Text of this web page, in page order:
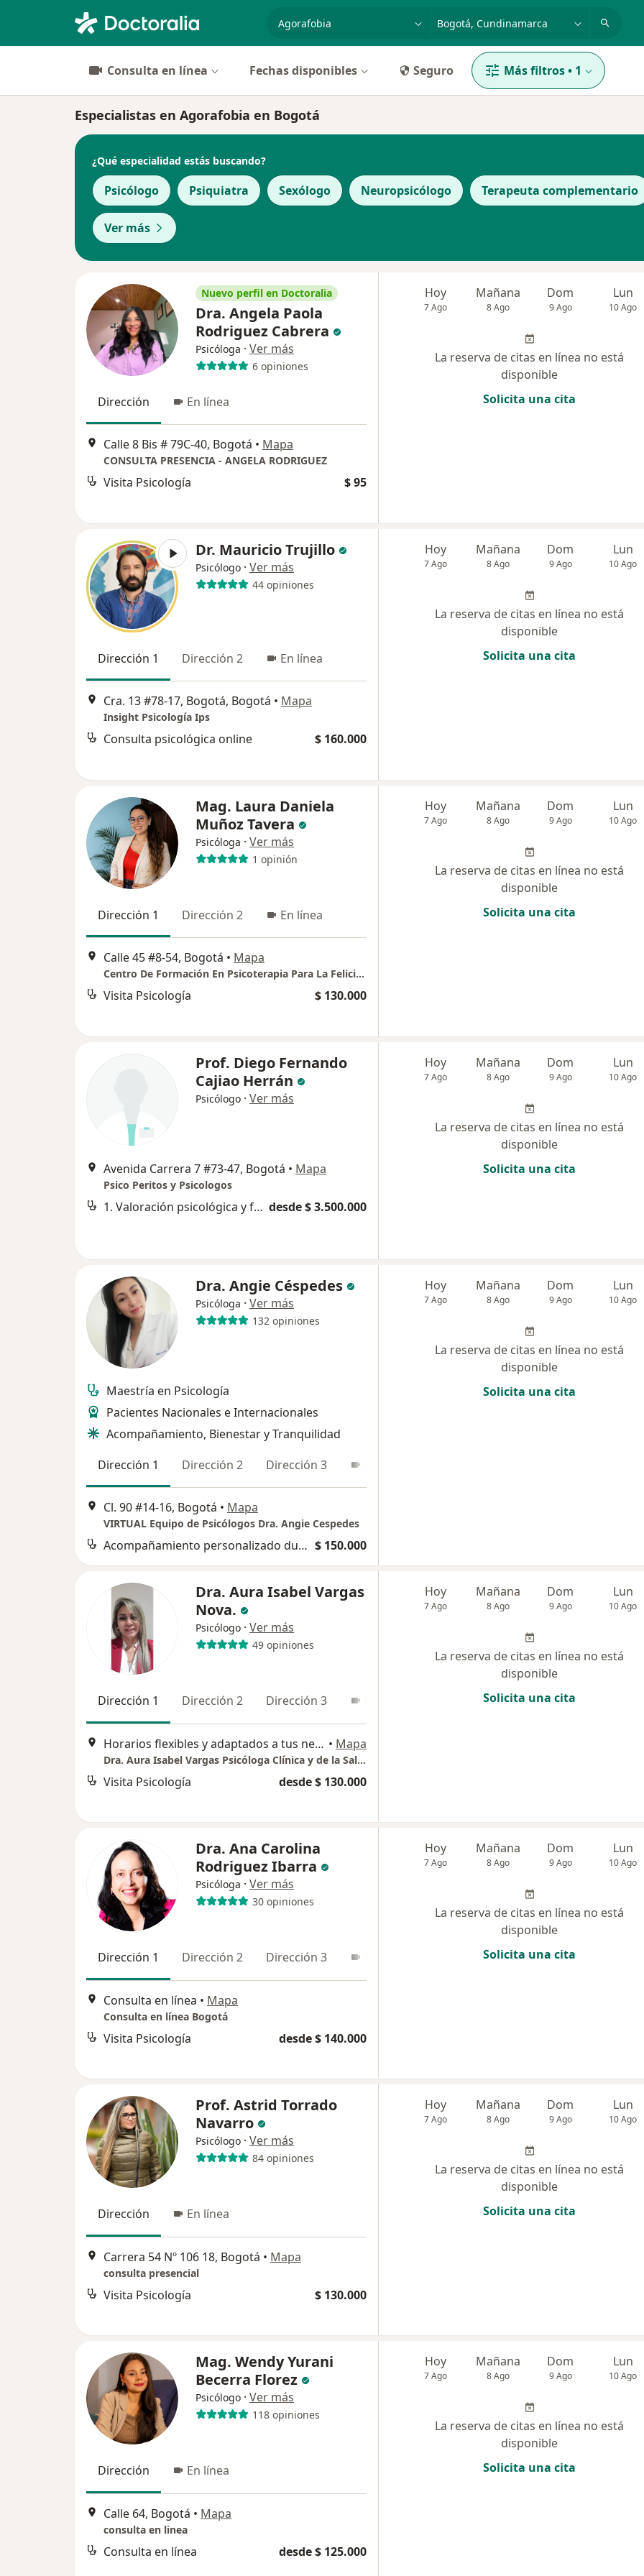
especialidad, enfermedad o nombre
p. ej. Bogotá
Consulta en línea Fechas disponibles Seguro Más filtros• 1
Especialistas en Agorafobia en Bogotá
¿Qué especialidad estás buscando?
Psicólogo Psiquiatra Sexólogo Neuropsicólogo Terapeuta complementario
Ver más
Nuevo perfil en Doctoralia
Dra. Angela Paola
Rodriguez Cabrera
Psicóloga · Ver más
6 opiniones
Dirección En línea
Calle 8 Bis # 79C-40, Bogotá • Mapa
CONSULTA PRESENCIA - ANGELA RODRIGUEZ
Visita Psicología $ 95
Hoy
7 Ago
Mañana
8 Ago
Dom
9 Ago
Lun
10 Ago
La reserva de citas en línea no está
disponible
Solicita una cita
Dr. Mauricio Trujillo
Psicólogo · Ver más
44 opiniones
Dirección 1 Dirección 2 En línea
Cra. 13 #78-17, Bogotá, Bogotá • Mapa
Insight Psicología Ips
Consulta psicológica online $ 160.000
Hoy
7 Ago
Mañana
8 Ago
Dom
9 Ago
Lun
10 Ago
La reserva de citas en línea no está
disponible
Solicita una cita
Mag. Laura Daniela
Muñoz Tavera
Psicóloga · Ver más
1 opinión
Dirección 1 Dirección 2 En línea
Calle 45 #8-54, Bogotá • Mapa
Centro De Formación En Psicoterapia Para La Felicidad Colectiva S.A.S.
Visita Psicología $ 130.000
Hoy
7 Ago
Mañana
8 Ago
Dom
9 Ago
Lun
10 Ago
La reserva de citas en línea no está
disponible
Solicita una cita
Prof. Diego Fernando
Cajiao Herrán
Psicólogo · Ver más
Avenida Carrera 7 #73-47, Bogotá • Mapa
Psico Peritos y Psicologos
1. Valoración psicológica y forense desde $ 3.500.000
Hoy
7 Ago
Mañana
8 Ago
Dom
9 Ago
Lun
10 Ago
La reserva de citas en línea no está
disponible
Solicita una cita
Dra. Angie Céspedes
Psicóloga · Ver más
132 opiniones
Maestría en Psicología
Pacientes Nacionales e Internacionales
Acompañamiento, Bienestar y Tranquilidad
Dirección 1
Dirección 2 Dirección 3
Cl. 90 #14-16, Bogotá • Mapa
VIRTUAL Equipo de Psicólogos Dra. Angie Cespedes
Acompañamiento personalizado durante el proceso $ 150.000
Hoy
7 Ago
Mañana
8 Ago
Dom
9 Ago
Lun
10 Ago
La reserva de citas en línea no está
disponible
Solicita una cita
Dra. Aura Isabel Vargas
Nova.
Psicólogo · Ver más
49 opiniones
Dirección 1 Dirección 2 Dirección 3
Horarios flexibles y adaptados a tus necesidades. " Virtual "- Carrera 70 # 22 -35, Bogotá • Mapa
Dra. Aura Isabel Vargas Psicóloga Clínica y de la Salud -Consulta virtual Bogotá
Visita Psicología desde $ 130.000
Hoy
7 Ago
Mañana
8 Ago
Dom
9 Ago
Lun
10 Ago
La reserva de citas en línea no está
disponible
Solicita una cita
Dra. Ana Carolina
Rodriguez Ibarra
Psicóloga · Ver más
30 opiniones
Dirección 1 Dirección 2 Dirección 3
Consulta en línea • Mapa
Consulta en línea Bogotá
Visita Psicología desde $ 140.000
Hoy
7 Ago
Mañana
8 Ago
Dom
9 Ago
Lun
10 Ago
La reserva de citas en línea no está
disponible
Solicita una cita
Prof. Astrid Torrado
Navarro
Psicólogo · Ver más
84 opiniones
Dirección En línea
Carrera 54 Nº 106 18, Bogotá • Mapa
consulta presencial
Visita Psicología $ 130.000
Hoy
7 Ago
Mañana
8 Ago
Dom
9 Ago
Lun
10 Ago
La reserva de citas en línea no está
disponible
Solicita una cita
Mag. Wendy Yurani
Becerra Florez
Psicólogo · Ver más
118 opiniones
Dirección En línea
Calle 64, Bogotá • Mapa
consulta en linea
Consulta en línea desde $ 125.000
Hoy
7 Ago
Mañana
8 Ago
Dom
9 Ago
Lun
10 Ago
La reserva de citas en línea no está
disponible
Solicita una cita